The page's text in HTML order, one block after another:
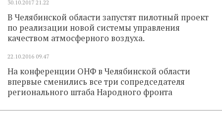
30.10.2017 21.22
В Челябинской области запустят пилотный проект
по реализации новой системы управления
качеством атмосферного воздуха.
22.10.2016 09.47
На конференции ОНФ в Челябинской области
впервые сменились все три сопредседателя
регионального штаба Народного фронта